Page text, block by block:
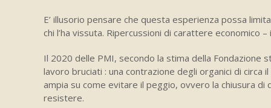
E’ illusorio pensare che questa esperienza possa
chi l’ha vissuta. Ripercussioni di carattere economico
Il 2020 delle PMI, secondo la stima della Fondazione
lavoro bruciati : una contrazione degli organici di circa
ampia su come evitare il peggio, ovvero la chiusura
resistere.